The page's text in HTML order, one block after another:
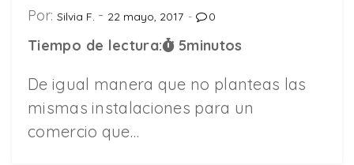
Por: Silvia F. 22 mayo, 2017 0
Tiempo de lectura: 5minutos
De igual manera que no planteas las
mismas instalaciones para un
comercio que…